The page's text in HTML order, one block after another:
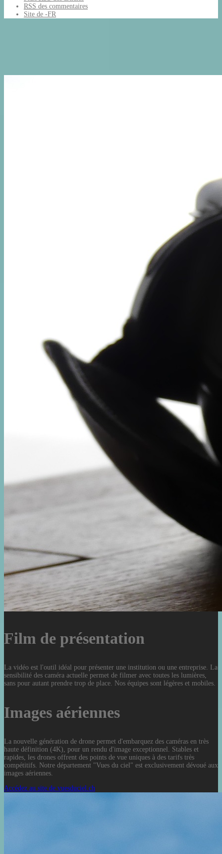
RSS des commentaires
Site de -FR
Film de présentation
La vidéo est l'outil idéal pour présenter une institution ou une entreprise. La
sensibilité des caméra actuelle permet de filmer avec toutes les lumières,
sans pour autant prendre trop de place. Nos équipes sont légères et mobiles.
Images aériennes
La nouvelle génération de drone permet d'embarquez des caméras en très
haute définition (4K), pour un rendu d'image exceptionnel. Stables et
rapides, les drones offrent des points de vue uniques à des tarifs très
compétitifs. Notre département "Vues du ciel" est exclusivement dévoué aux
images aériennes.
Accédez au site de vuesduciel.ch